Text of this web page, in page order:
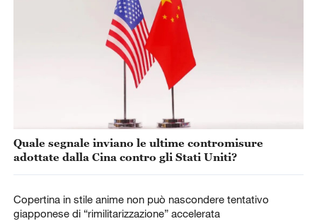
Quale segnale inviano le ultime contromisure
adottate dalla Cina contro gli Stati Uniti?
Copertina in stile anime non può nascondere tentativo
giapponese di “rimilitarizzazione” accelerata